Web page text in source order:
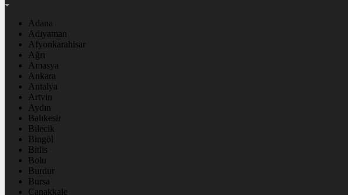
Adana
Adıyaman
Afyonkarahisar
Ağrı
Amasya
Ankara
Antalya
Artvin
Aydın
Balıkesir
Bilecik
Bingöl
Bitlis
Bolu
Burdur
Bursa
Çanakkale